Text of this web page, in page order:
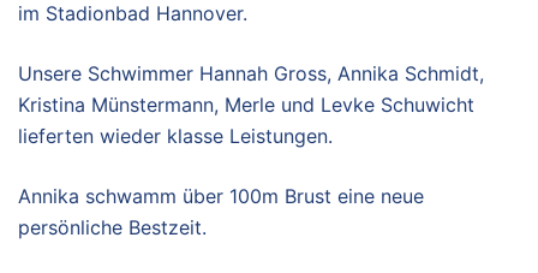
im Stadionbad Hannover.
Unsere Schwimmer Hannah Gross, Annika Schmidt,
Kristina Münstermann, Merle und Levke Schuwicht
lieferten wieder klasse Leistungen.
Annika schwamm über 100m Brust eine neue
persönliche Bestzeit.